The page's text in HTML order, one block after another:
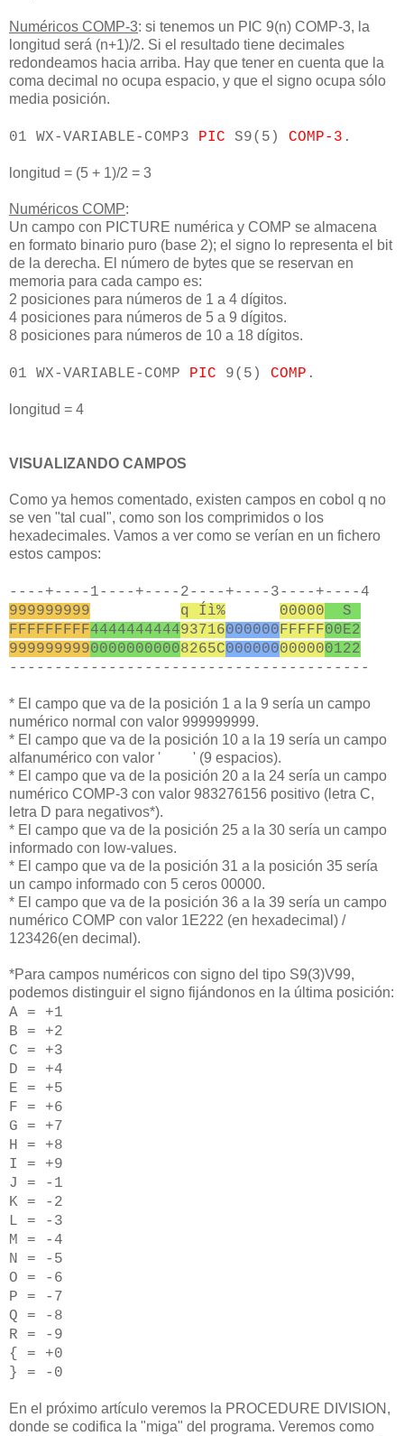
Numéricos COMP-3: si tenemos un PIC 9(n) COMP-3, la
longitud será (n+1)/2. Si el resultado tiene decimales
redondeamos hacia arriba. Hay que tener en cuenta que la
coma decimal no ocupa espacio, y que el signo ocupa sólo
media posición.
01 WX-VARIABLE-COMP3 PIC S9(5) COMP-3 .
longitud = (5 + 1)/2 = 3
Numéricos COMP:
Un campo con PICTURE numérica y COMP se almacena
en formato binario puro (base 2); el signo lo representa el bit
de la derecha. El número de bytes que se reservan en
memoria para cada campo es:
2 posiciones para números de 1 a 4 dígitos.
4 posiciones para números de 5 a 9 dígitos.
8 posiciones para números de 10 a 18 dígitos.
01 WX-VARIABLE-COMP PIC 9(5) COMP .
longitud = 4
VISUALIZANDO CAMPOS
Como ya hemos comentado, existen campos en cobol q no
se ven "tal cual", como son los comprimidos o los
hexadecimales. Vamos a ver como se verían en un fichero
estos campos:
----+----1----+----2----+----3----+----4
999999999
q Íì% 00000 S
FFFFFFFFF444444444493716000000FFFFF00E2
99999999900000000008265C000000000000122
----------------------------------------
* El campo que va de la posición 1 a la 9 sería un campo
numérico normal con valor 999999999.
* El campo que va de la posición 10 a la 19 sería un campo
alfanumérico con valor ' ' (9 espacios).
* El campo que va de la posición 20 a la 24 sería un campo
numérico COMP-3 con valor 983276156 positivo (letra C,
letra D para negativos*).
* El campo que va de la posición 25 a la 30 sería un campo
informado con low-values.
* El campo que va de la posición 31 a la posición 35 sería
un campo informado con 5 ceros 00000.
* El campo que va de la posición 36 a la 39 sería un campo
numérico COMP con valor 1E222 (en hexadecimal) /
123426(en decimal).
*Para campos numéricos con signo del tipo S9(3)V99,
podemos distinguir el signo fijándonos en la última posición:
A = +1
B = +2
C = +3
D = +4
E = +5
F = +6
G = +7
H = +8
I = +9
J = -1
K = -2
L = -3
M = -4
N = -5
O = -6
P = -7
Q = -8
R = -9
{ = +0
} = -0
En el próximo artículo veremos la PROCEDURE DIVISION,
donde se codifica la "miga" del programa. Veremos como